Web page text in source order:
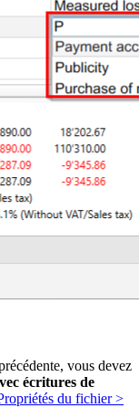
vous devez
écritures de
du fichier >